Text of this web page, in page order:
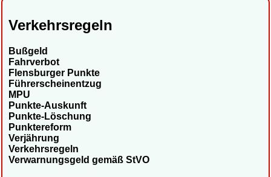
Verkehrsregeln
Bußgeld
Fahrverbot
Flensburger Punkte
Führerscheinentzug
MPU
Punkte-Auskunft
Punkte-Löschung
Punktereform
Verjährung
Verkehrsregeln
Verwarnungsgeld gemäß StVO